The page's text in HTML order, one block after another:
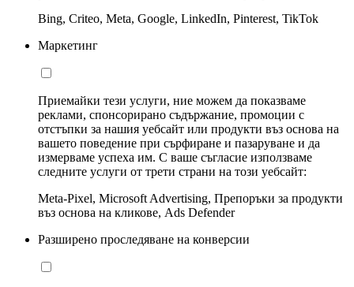
Bing, Criteo, Meta, Google, LinkedIn, Pinterest, TikTok
Маркетинг
Приемайки тези услуги, ние можем да показваме
реклами, спонсорирано съдържание, промоции с
отстъпки за нашия уебсайт или продукти въз основа на
вашето поведение при сърфиране и пазаруване и да
измерваме успеха им. С ваше съгласие използваме
следните услуги от трети страни на този уебсайт:
Meta-Pixel, Microsoft Advertising, Препоръки за продукти
въз основа на кликове, Ads Defender
Разширено проследяване на конверсии